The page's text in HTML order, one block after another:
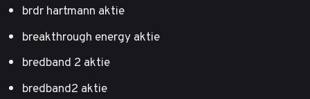
brdr hartmann aktie
breakthrough energy aktie
bredband 2 aktie
bredband2 aktie